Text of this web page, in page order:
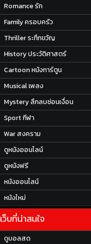
Romance รัก
Family ครอบครัว
Thriller ระทึกขวัญ
History ประวัติศาสตร์
Cartoon หนังการ์ตูน
Musical เพลง
Mystery ลึกลบซ่อนเงื่อน
Sport กีฬา
War สงคราม
ดูหนังออนไลน์
ดูหนังฟรี
หนังออนไลน์
หนังใหม่
เว็บที่น่าสนใจ
ดูบอลสด